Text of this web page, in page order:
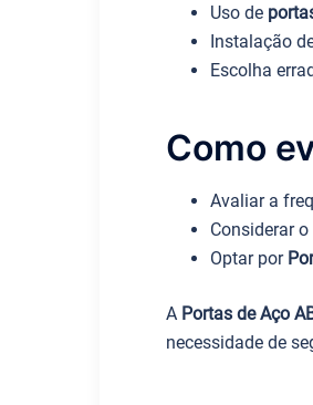
Uso de
Instalação
Escolha
Como
Avaliar a
Considerar
Optar por
A Portas de Aço
necessidade de